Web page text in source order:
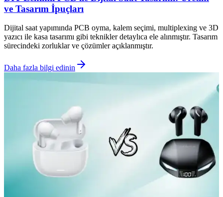
ve Tasarım İpuçları
Dijital saat yapımında PCB oyma, kalem seçimi, multiplexing ve 3D
yazıcı ile kasa tasarımı gibi teknikler detaylıca ele alınmıştır. Tasarım
sürecindeki zorluklar ve çözümler açıklanmıştır.
Daha fazla bilgi edinin